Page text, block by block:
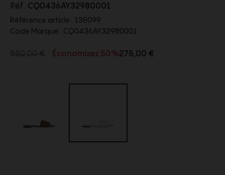
Réf. CQ0436AY32980001
Référence article : 135099
Code Marque : CQ0436AY32980001
Économisez 50%275,00 €